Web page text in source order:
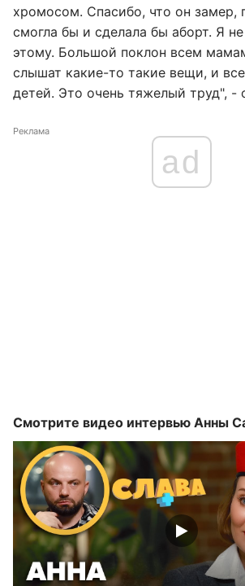
хромосом. Спасибо, что он замер,
смогла бы и сделала бы аборт. Я
этому. Большой поклон всем
слышат какие-то такие вещи, и
детей. Это очень тяжелый труд", -
Реклама
ad
Смотрите видео интервью Анны